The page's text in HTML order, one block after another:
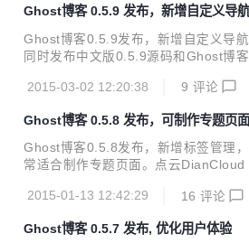
cker的服务器上，运行docker run 命
装Docker，请参考如何安装Docker
0 --name=diancloud-word...
Ghost博客 0.5.9 发布，新增自定义导
Ghost博客0.5.9发布，新增自定义导
同时发布中文版0.5.9源码和Ghost博
nCloud是最省事的云端应用商店。无
用阅读云应用安装文档，不用上传源码
键安装，自动配置，10秒交付。通过
码编辑器，即可在线完成二次开发。
2015-03-02 12:20:38 9 评论
Ghost博客 0.5.8 发布，可制作专题页面
Ghost博客0.5.8发布，新增标签管理
常适合制作专题页面。点云
以使用 Ghost 博客托管服务 ，只要10
修改，更换博客主题。内测申请正在进
2015-01-13 12:42:29 16 评论
Ghost博客 0.5.7 发布, 优化用户体验